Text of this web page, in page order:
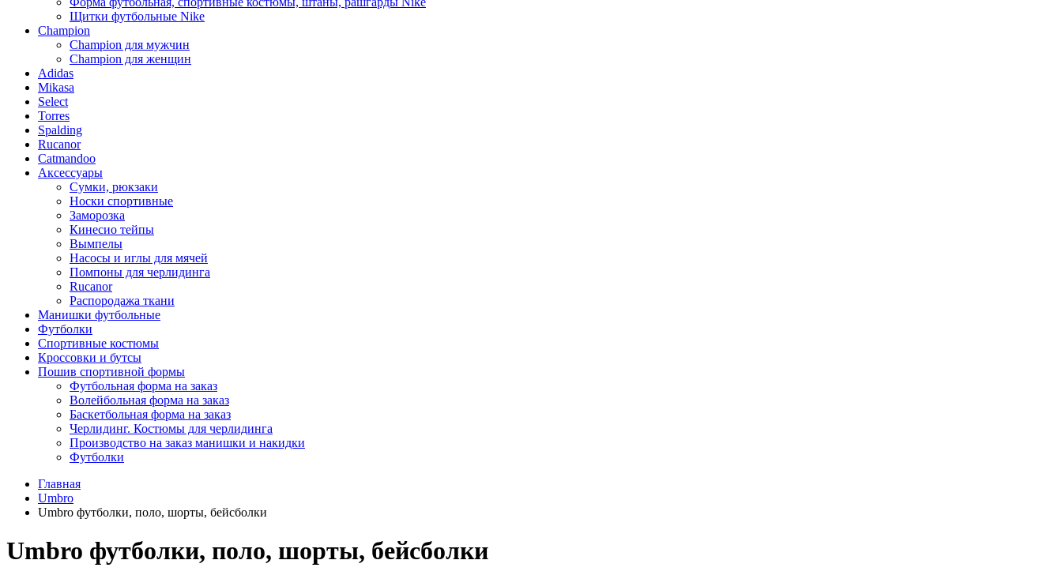
Щитки футбольные Nike
Champion
Champion для мужчин
Champion для женщин
Adidas
Mikasa
Select
Torres
Spalding
Rucanor
Catmandoo
Аксессуары
Сумки, рюкзаки
Носки спортивные
Заморозка
Кинесио тейпы
Вымпелы
Насосы и иглы для мячей
Помпоны для черлидинга
Rucanor
Распородажа ткани
Манишки футбольные
Футболки
Спортивные костюмы
Кроссовки и бутсы
Пошив спортивной формы
Футбольная форма на заказ
Волейбольная форма на заказ
Баскетбольная форма на заказ
Черлидинг. Костюмы для черлидинга
Производство на заказ манишки и накидки
Футболки
Главная
Umbro
Umbro футболки, поло, шорты, бейсболки
Umbro футболки, поло, шорты, бейсболки